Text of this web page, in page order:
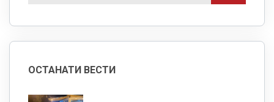
ОСТАНАТИ ВЕСТИ